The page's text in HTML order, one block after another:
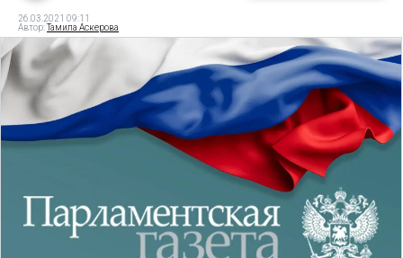
26.03.2021 09:11
Автор:Тамила Аскерова